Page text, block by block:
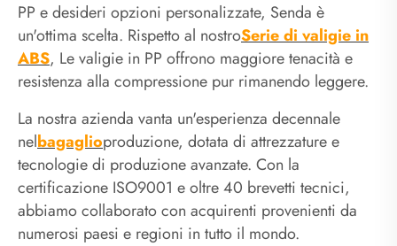
PP e desideri opzioni personalizzate, Senda è
un'ottima scelta. Rispetto al nostroSerie di valigie in
ABS, Le valigie in PP offrono maggiore tenacità e
resistenza alla compressione pur rimanendo leggere.
La nostra azienda vanta un'esperienza decennale
nelbagaglioproduzione, dotata di attrezzature e
tecnologie di produzione avanzate. Con la
certificazione ISO9001 e oltre 40 brevetti tecnici,
abbiamo collaborato con acquirenti provenienti da
numerosi paesi e regioni in tutto il mondo.